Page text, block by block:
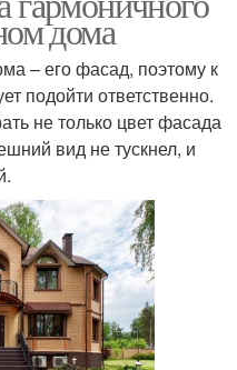
дома
– его фасад, поэтому к
подойти ответственно.
не только цвет фасада
вид не тускнел, и